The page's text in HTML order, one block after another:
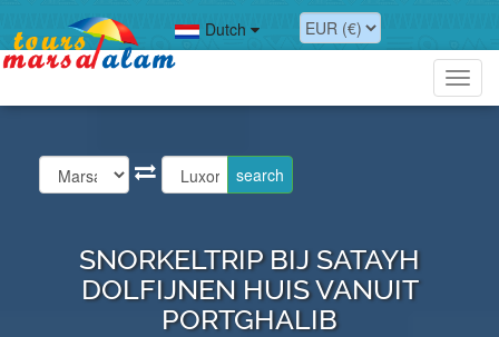
Dutch
SNORKELTRIP BIJ SATAYH
DOLFIJNEN HUIS VANUIT
PORTGHALIB